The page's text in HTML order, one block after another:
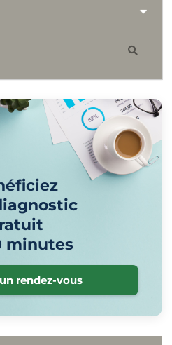
minutes
rendez-vous